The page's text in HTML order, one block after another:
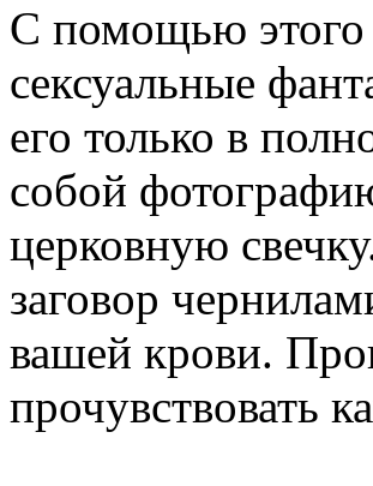
С помощью этого
сексуальные
его только в
собой
церковную
заговор
вашей крови.
прочувствовать